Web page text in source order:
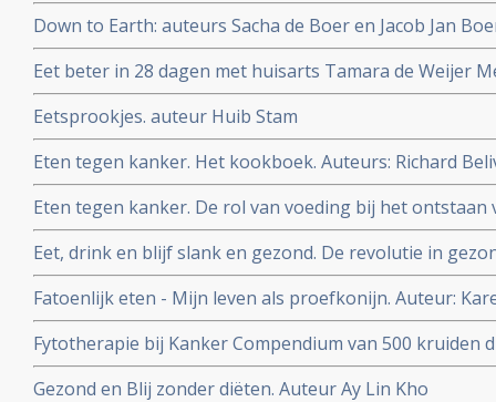
Down to Earth: auteurs Sacha de Boer en Jacob Jan
Eet beter in 28 dagen met huisarts Tamara de Weijer
recepten en weekmenu's
Eetsprookjes. auteur Huib Stam
Eten tegen kanker. Het kookboek. Auteurs: Richard
Eten tegen kanker. De rol van voeding bij het ontstaan
Beliveau MD en Denis Gingras MD
Eet, drink en blijf slank en gezond. De revolutie in
C. Willett.
Fatoenlijk eten - Mijn leven als proefkonijn. Auteur:
Fytotherapie bij Kanker Compendium van 500 kruiden
Auteur Rob Hamers
Gezond en Blij zonder diëten. Auteur Ay Lin Kho